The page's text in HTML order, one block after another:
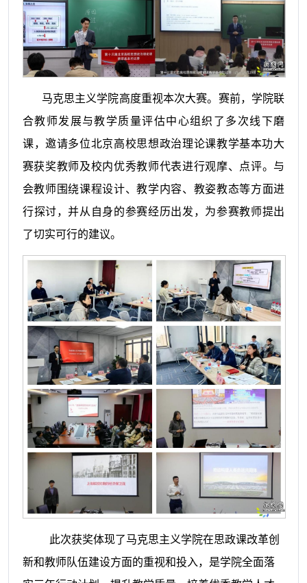
马克思主义学院高度重视本次大赛。赛前，学院联
合教师发展与教学质量评估中心组织了多次线下磨
课，邀请多位北京高校思想政治理论课教学基本功大
赛获奖教师及校内优秀教师代表进行观摩、点评。与
会教师 围绕课程设计、教学内容、教姿教态等方面进
行探讨，并从自身的参赛经历出发，为参赛教师提出
了切实可行的建议。
此次获奖体现了马克思主义学院在思政课改革创
新和教师队伍建设方面的重视和投入，是学院全面落